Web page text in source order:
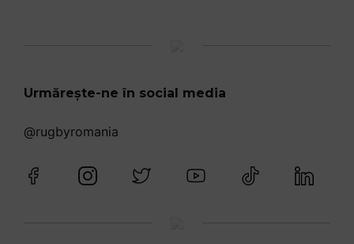
Urmărește-ne în social media
@rugbyromania